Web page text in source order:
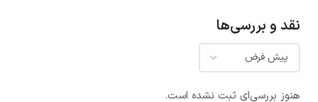
نقد و بررسی‌ها
هنوز بررسی‌ای ثبت نشده است.